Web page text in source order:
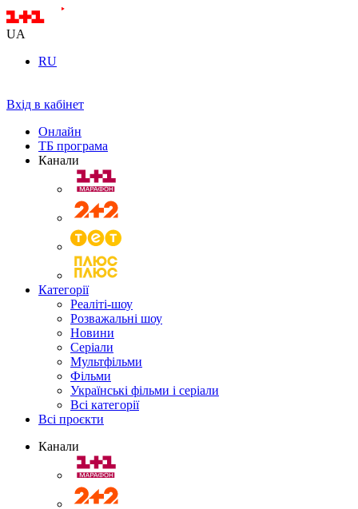
UA
RU
Вхід в кабінет
Онлайн
ТБ програма
Канали
Категорії
Реаліті-шоу
Розважальні шоу
Новини
Серіали
Мультфільми
Фільми
Українські фільми і серіали
Всі категорії
Всі проєкти
Канали